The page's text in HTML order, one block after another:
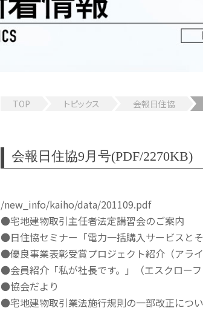
TOP トピックス 会報日住協
会報日住協9月号(PDF/2270KB)
/new_info/kaiho/data/201109.pdf
●宅地建物取引主任者法定講習会のご案内
●日住協セミナー「電力一括購入サービスとそ
●優良事業表彰受賞プロジェクト紹介（アライ
●会員紹介「私が社長です。」（エスクローフ
●協会だより
●宅地建物取引業法施行規則の一部改正につ